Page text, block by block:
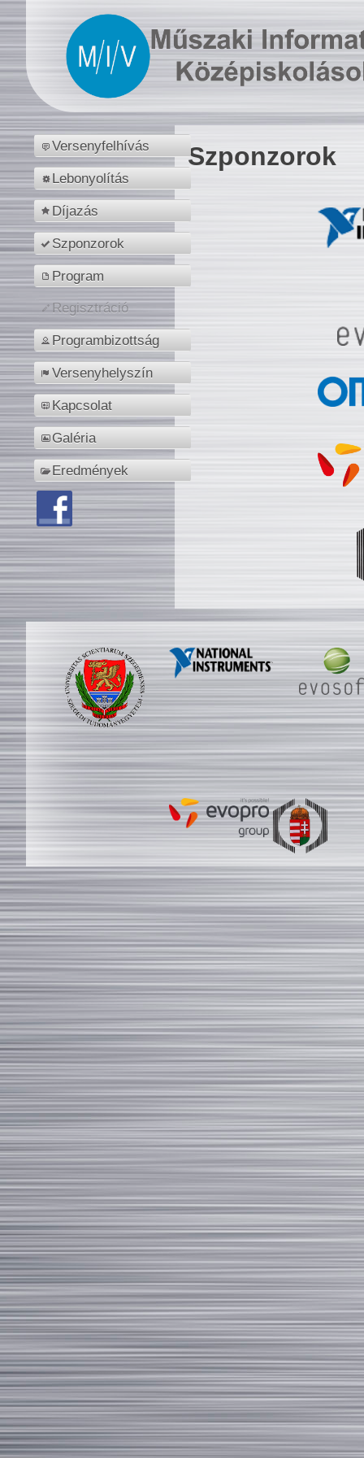
Versenyfelhívás
Lebonyolítás
Díjazás
Szponzorok
Program
Regisztráció
Programbizottság
Versenyhelyszín
Kapcsolat
Galéria
Eredmények
Szponzorok